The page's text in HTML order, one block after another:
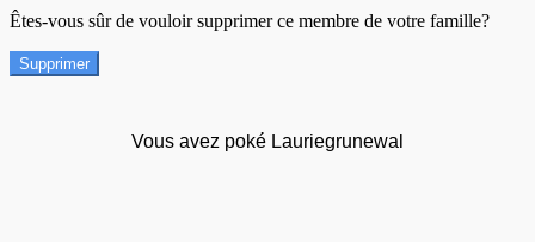
Êtes-vous sûr de vouloir supprimer ce membre de votre famille?
Supprimer
Vous avez poké Lauriegrunewal